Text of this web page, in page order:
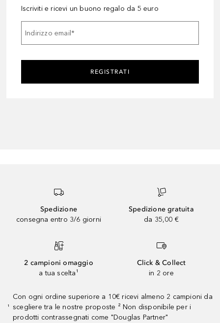
Iscriviti e ricevi un buono regalo da 5 euro
Indirizzo email *
REGISTRATI
Spedizione
consegna entro 3/6 giorni
Spedizione gratuita
da 35,00 €
2 campioni omaggio
a tua scelta¹
Click & Collect
in 2 ore
¹
Con ogni ordine superiore a 10€ ricevi almeno 2 campioni da
scegliere tra le nostre proposte ² Non disponibile per i
prodotti contrassegnati come "Douglas Partner"